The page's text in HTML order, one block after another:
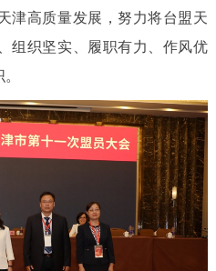
津高质量发展，努力将台盟天
组织坚实、履职有力、作风优